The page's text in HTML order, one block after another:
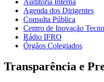
Agenda dos Dirigentes
Consulta Pública
Centro de Inovação
Rádio IFRO
Órgãos Colegiados
Transparência e